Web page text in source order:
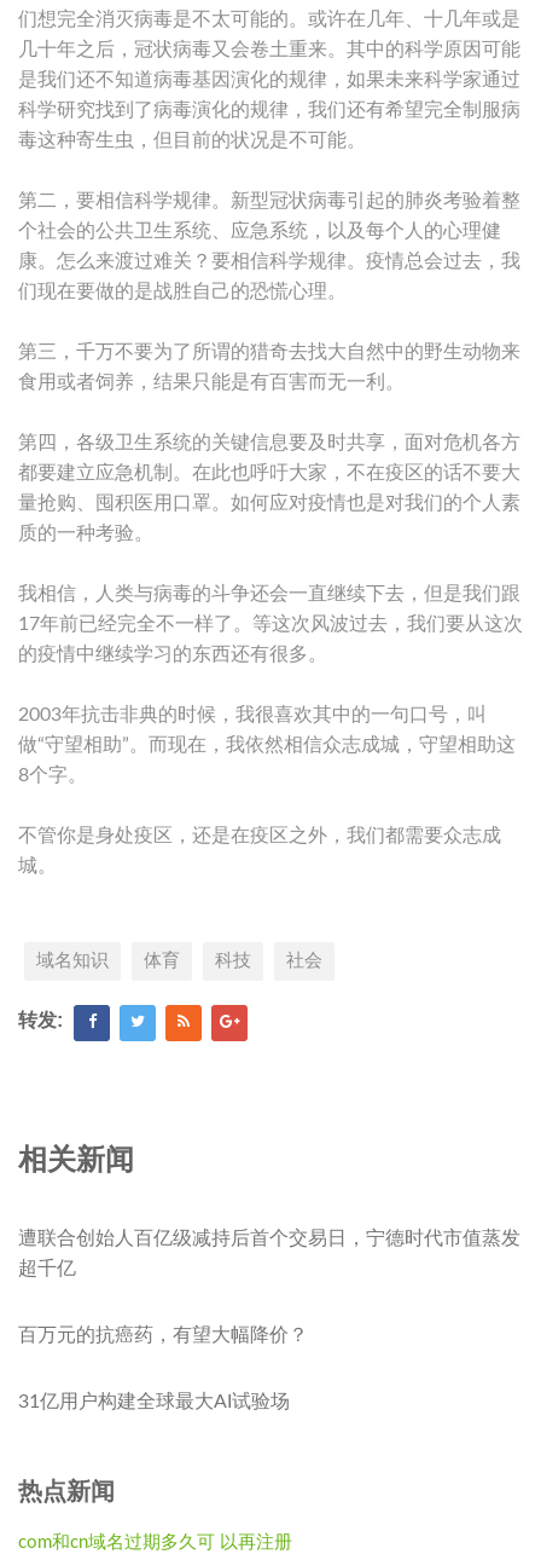
们想完全消灭病毒是不太可能的。或许在几年、十几年或是
几十年之后，冠状病毒又会卷土重来。其中的科学原因可能
是我们还不知道病毒基因演化的规律，如果未来科学家通过
科学研究找到了病毒演化的规律，我们还有希望完全制服病
毒这种寄生虫，但目前的状况是不可能。
第二，要相信科学规律。新型冠状病毒引起的肺炎考验着整
个社会的公共卫生系统、应急系统，以及每个人的心理健
康。怎么来渡过难关？要相信科学规律。疫情总会过去，我
们现在要做的是战胜自己的恐慌心理。
第三，千万不要为了所谓的猎奇去找大自然中的野生动物来
食用或者饲养，结果只能是有百害而无一利。
第四，各级卫生系统的关键信息要及时共享，面对危机各方
都要建立应急机制。在此也呼吁大家，不在疫区的话不要大
量抢购、囤积医用口罩。如何应对疫情也是对我们的个人素
质的一种考验。
我相信，人类与病毒的斗争还会一直继续下去，但是我们跟
17年前已经完全不一样了。等这次风波过去，我们要从这次
的疫情中继续学习的东西还有很多。
2003年抗击非典的时候，我很喜欢其中的一句口号，叫
做“守望相助”。而现在，我依然相信众志成城，守望相助这
8个字。
不管你是身处疫区，还是在疫区之外，我们都需要众志成
城。
域名知识 体育 科技 社会
转发:
相关新闻
遭联合创始人百亿级减持后首个交易日，宁德时代市值蒸发
超千亿
百万元的抗癌药，有望大幅降价？
31亿用户构建全球最大AI试验场
热点新闻
com和cn域名过期多久可 以再注册